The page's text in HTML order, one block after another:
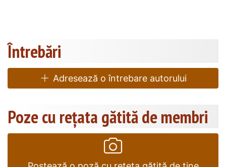
Întrebări
Adresează o întrebare autorului
Poze cu rețata gătită de membri